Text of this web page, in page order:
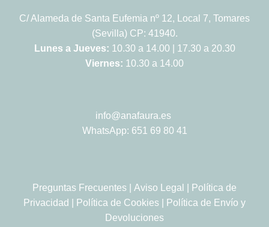
C/ Alameda de Santa Eufemia nº 12, Local 7, Tomares
(Sevilla) CP: 41940.
Lunes a Jueves: 10.30 a 14.00 | 17.30 a 20.30
Viernes: 10.30 a 14.00
info@anafaura.es
WhatsApp: 651 69 80 41
Preguntas Frecuentes Aviso Legal
Política de
Privacidad
Política de Cookies
Política de Envío y
Devoluciones